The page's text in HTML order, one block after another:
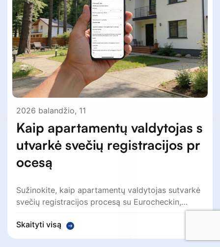
2026 balandžio, 11
Kaip apartamentų valdytojas s
utvarkė svečių registracijos pr
ocesą
Sužinokite, kaip apartamentų valdytojas sutvarkė
svečių registracijos procesą su Eurocheckin,…
Skaityti visą